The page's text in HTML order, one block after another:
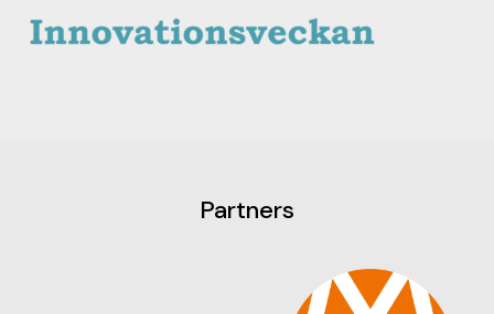
Partners